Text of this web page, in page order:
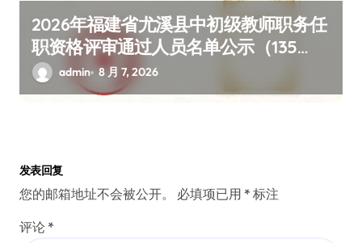
2026年福建省尤溪县中初级教师职务任
职资格评审通过人员名单公示（135
人，含完整学校姓名详情）
admin 8 月 7, 2026
发表回复
您的邮箱地址不会被公开。 必填项已用 * 标注
评论 *